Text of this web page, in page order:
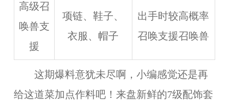
高级召
唤兽支
援
项链、鞋子、
衣服、帽子
出手时较高概率
召唤支援召唤兽
这期爆料意犹未尽啊，小编感觉还是再
给这道菜加点作料吧！来盘新鲜的7级配饰套